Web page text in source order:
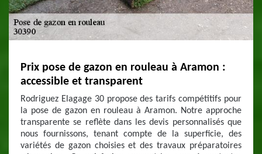
Prix pose de gazon en rouleau à Aramon :
accessible et transparent
Rodriguez Elagage 30 propose des tarifs compétitifs pour
la pose de gazon en rouleau à Aramon. Notre approche
transparente se reflète dans les devis personnalisés que
nous fournissons, tenant compte de la superficie, des
variétés de gazon choisies et des travaux préparatoires